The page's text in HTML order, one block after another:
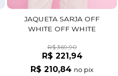
JAQUETA SARJA OFF
WHITE OFF WHITE
R$ 369,90
R$ 221,94
R$ 210,84 no pix